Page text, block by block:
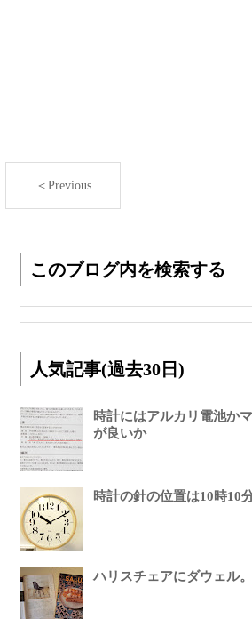
＜Previous
このブログ内を検索する
人気記事(過去30日)
時計にはアルカリ電池か
が良いか
時計の針の位置は10時10
ハリスチェアにダウェル